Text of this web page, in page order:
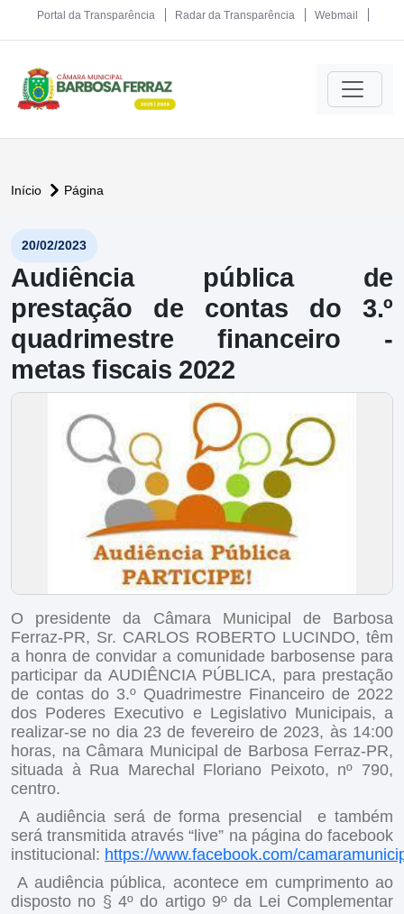
Portal da Transparência Radar da Transparência Webmail
Início Página
20/02/2023
Audiência pública de
prestação de contas do 3.º
quadrimestre financeiro -
metas fiscais 2022
O presidente da Câmara Municipal de Barbosa
Ferraz-PR, Sr. CARLOS ROBERTO LUCINDO, têm
a honra de convidar a comunidade barbosense para
participar da AUDIÊNCIA PÚBLICA, para prestação
de contas do 3.º Quadrimestre Financeiro de 2022
dos Poderes Executivo e Legislativo Municipais, a
realizar-se no dia 23 de fevereiro de 2023, às 14:00
horas, na Câmara Municipal de Barbosa Ferraz-PR,
situada à Rua Marechal Floriano Peixoto, nº 790,
centro.
A audiência será de forma presencial e também
será transmitida através “live” na página do facebook
institucional: https://www.facebook.com/
A audiência pública, acontece em cumprimento ao
disposto no § 4º do artigo 9º da Lei Complementar